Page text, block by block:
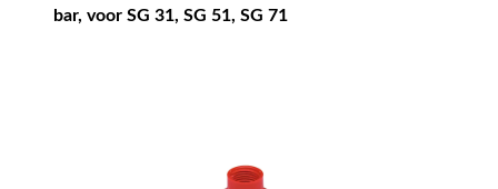
bar, voor SG 31, SG 51, SG 71